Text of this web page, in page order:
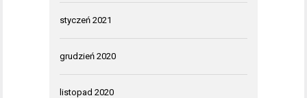
styczeń 2021
grudzień 2020
listopad 2020